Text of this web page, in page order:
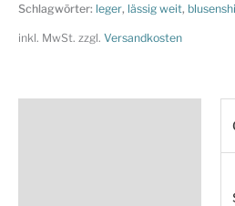
Nr.
6307
mit
Schlagwörter: leger, lässig weit,
inkl. MwSt. zzgl. Versandkosten